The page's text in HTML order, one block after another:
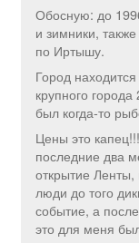
Обосную: до
и зимники,
по Иртышу.
Город
крупного
был когда-то
Цены это
последние два
открытие
люди до того
событие, а
это для меня